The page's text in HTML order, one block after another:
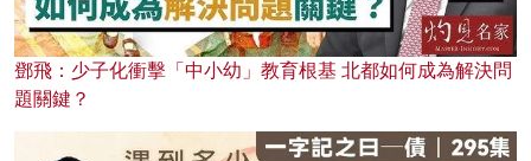
鄧飛：少子化衝擊「中小幼」教育根基 北都如何成為解決問
題關鍵？